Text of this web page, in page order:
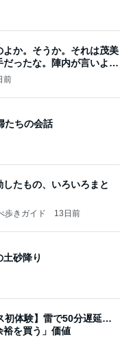
か。そうか。それは茂美
ったな。陣内が言いよる
前
たちの会話
たもの、いろいろまと
歩きガイド 13日前
砂降り
初体験】雷で50分遅延…
裕を買う」価値